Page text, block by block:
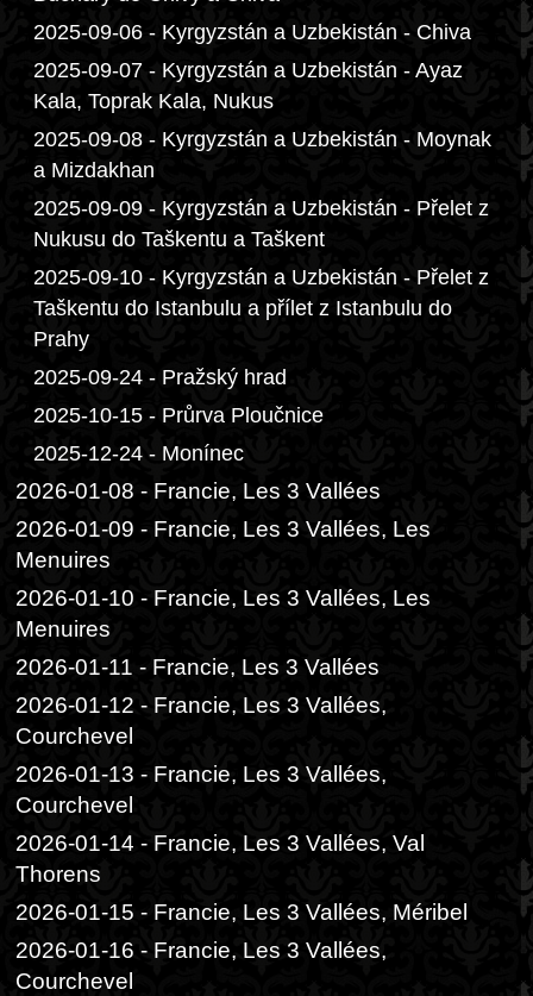
2025-09-06 - Kyrgyzstán a Uzbekistán - Chiva
2025-09-07 - Kyrgyzstán a Uzbekistán - Ayaz
Kala, Toprak Kala, Nukus
2025-09-08 - Kyrgyzstán a Uzbekistán - Moynak
a Mizdakhan
2025-09-09 - Kyrgyzstán a Uzbekistán - Přelet z
Nukusu do Taškentu a Taškent
2025-09-10 - Kyrgyzstán a Uzbekistán - Přelet z
Taškentu do Istanbulu a přílet z Istanbulu do
Prahy
2025-09-24 - Pražský hrad
2025-10-15 - Průrva Ploučnice
2025-12-24 - Monínec
2026-01-08 - Francie, Les 3 Vallées
2026-01-09 - Francie, Les 3 Vallées, Les
Menuires
2026-01-10 - Francie, Les 3 Vallées, Les
Menuires
2026-01-11 - Francie, Les 3 Vallées
2026-01-12 - Francie, Les 3 Vallées,
Courchevel
2026-01-13 - Francie, Les 3 Vallées,
Courchevel
2026-01-14 - Francie, Les 3 Vallées, Val
Thorens
2026-01-15 - Francie, Les 3 Vallées, Méribel
2026-01-16 - Francie, Les 3 Vallées,
Courchevel